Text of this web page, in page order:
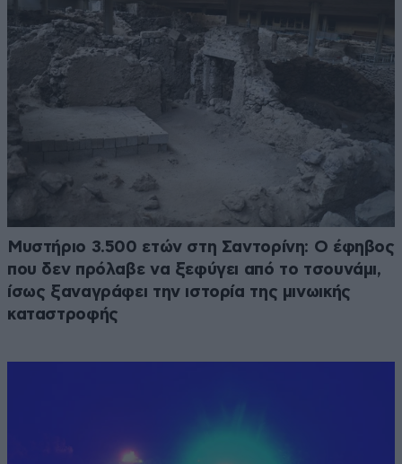
Μυστήριο 3.500 ετών στη Σαντορίνη: Ο έφηβος
που δεν πρόλαβε να ξεφύγει από το τσουνάμι,
ίσως ξαναγράφει την ιστορία της μινωικής
καταστροφής